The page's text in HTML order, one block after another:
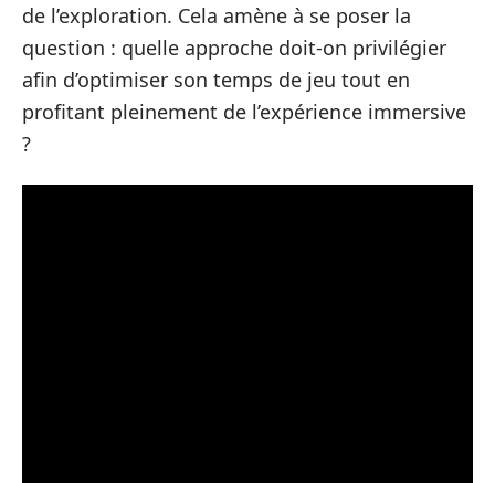
de l’exploration. Cela amène à se poser la
question : quelle approche doit-on privilégier
afin d’optimiser son temps de jeu tout en
profitant pleinement de l’expérience immersive
?